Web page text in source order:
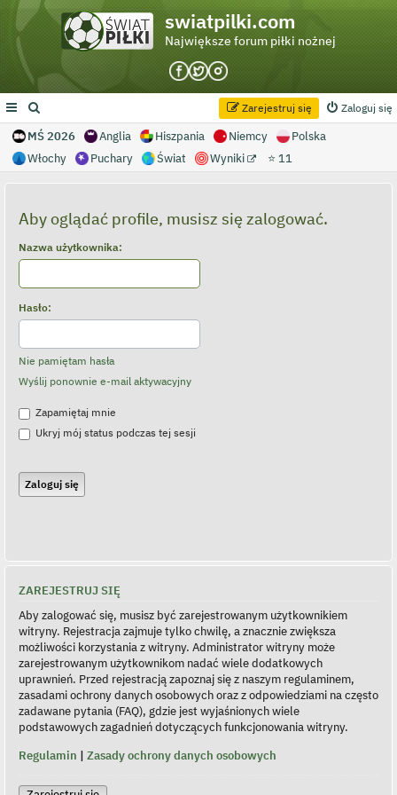
swiatpilki.com
Największe forum piłki nożnej
Zaloguj się
Zarejestruj się
MŚ 2026 Anglia Hiszpania Niemcy
Polska
Włochy
Puchary Świat Wyniki ⭐ 11
Aby oglądać profile, musisz się zalogować.
Nazwa użytkownika:
Hasło:
Nie pamiętam hasła
Wyślij ponownie e-mail aktywacyjny
Zapamiętaj mnie
Ukryj mój status podczas tej sesji
ZAREJESTRUJ SIĘ
Aby zalogować się, musisz być zarejestrowanym użytkownikiem
witryny. Rejestracja zajmuje tylko chwilę, a znacznie zwiększa
możliwości korzystania z witryny. Administrator witryny może
zarejestrowanym użytkownikom nadać wiele dodatkowych
uprawnień. Przed rejestracją zapoznaj się z naszym regulaminem,
zasadami ochrony danych osobowych oraz z odpowiedziami na często
zadawane pytania (FAQ), gdzie jest wyjaśnionych wiele
podstawowych zagadnień dotyczących funkcjonowania witryny.
Regulamin | Zasady ochrony danych osobowych